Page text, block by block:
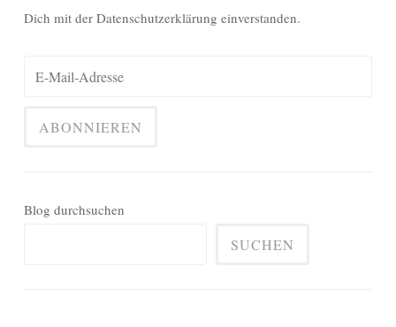
Dich mit der Datenschutzerklärung einverstanden.
Blog durchsuchen
SUCHEN